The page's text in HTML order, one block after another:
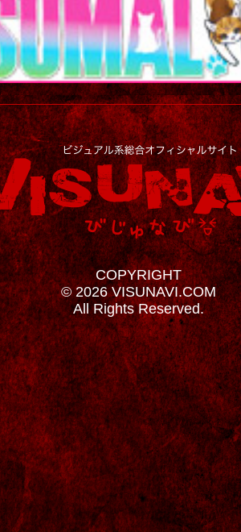
COPYRIGHT
© 2026 VISUNAVI.COM
All Rights Reserved.